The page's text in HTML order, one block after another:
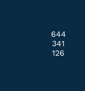
644
341
126